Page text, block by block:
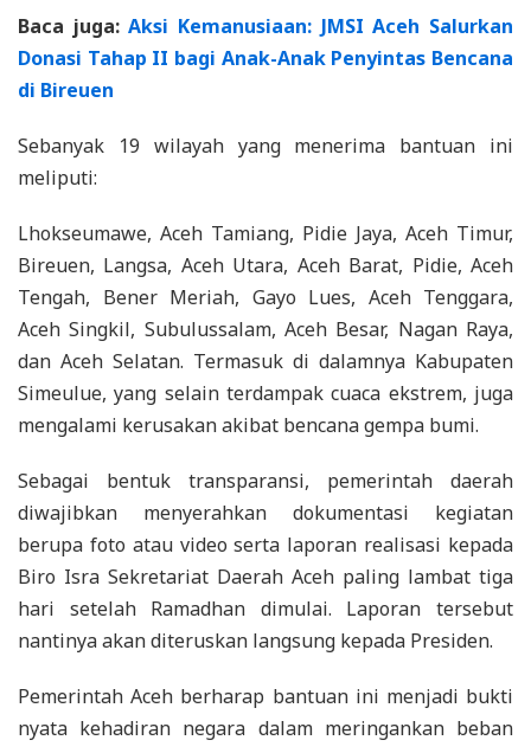
Baca juga:Aksi Kemanusiaan: JMSI Aceh Salurkan
Donasi Tahap II bagi Anak-Anak Penyintas Bencana
di Bireuen
Sebanyak 19 wilayah yang menerima bantuan ini
meliputi:
Lhokseumawe, Aceh Tamiang, Pidie Jaya, Aceh Timur,
Bireuen, Langsa, Aceh Utara, Aceh Barat, Pidie, Aceh
Tengah, Bener Meriah, Gayo Lues, Aceh Tenggara,
Aceh Singkil, Subulussalam, Aceh Besar, Nagan Raya,
dan Aceh Selatan. Termasuk di dalamnya Kabupaten
Simeulue, yang selain terdampak cuaca ekstrem, juga
mengalami kerusakan akibat bencana gempa bumi.
Sebagai bentuk transparansi, pemerintah daerah
diwajibkan menyerahkan dokumentasi kegiatan
berupa foto atau video serta laporan realisasi kepada
Biro Isra Sekretariat Daerah Aceh paling lambat tiga
hari setelah Ramadhan dimulai. Laporan tersebut
nantinya akan diteruskan langsung kepada Presiden.
Pemerintah Aceh berharap bantuan ini menjadi bukti
nyata kehadiran negara dalam meringankan beban